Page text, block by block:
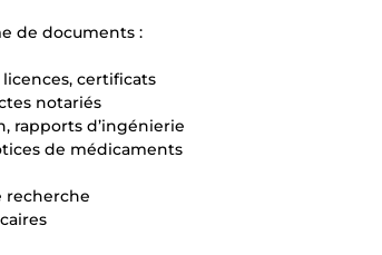
de documents :
certificats
notariés
rapports d’ingénierie
de médicaments
recherche